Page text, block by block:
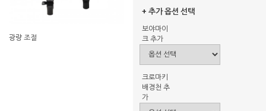
광량 조절
+ 추가 옵션 선택
보야마이
크 추가
크로마키
배경천 추
가